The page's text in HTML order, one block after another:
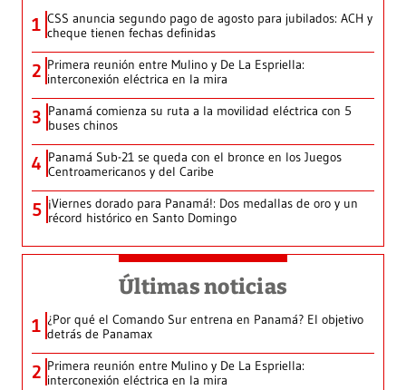
1 CSS anuncia segundo pago de agosto para jubilados: ACH y
cheque tienen fechas definidas
2 Primera reunión entre Mulino y De La Espriella:
interconexión eléctrica en la mira
3 Panamá comienza su ruta a la movilidad eléctrica con 5
buses chinos
4 Panamá Sub-21 se queda con el bronce en los Juegos
Centroamericanos y del Caribe
5 ¡Viernes dorado para Panamá!: Dos medallas de oro y un
récord histórico en Santo Domingo
Últimas noticias
1 ¿Por qué el Comando Sur entrena en Panamá? El objetivo
detrás de Panamax
2 Primera reunión entre Mulino y De La Espriella:
interconexión eléctrica en la mira